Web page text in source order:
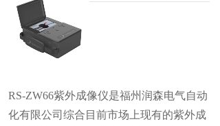
RS-ZW66紫外成像仪是福州润森电气自动
化有限公司综合目前市场上现有的紫外成